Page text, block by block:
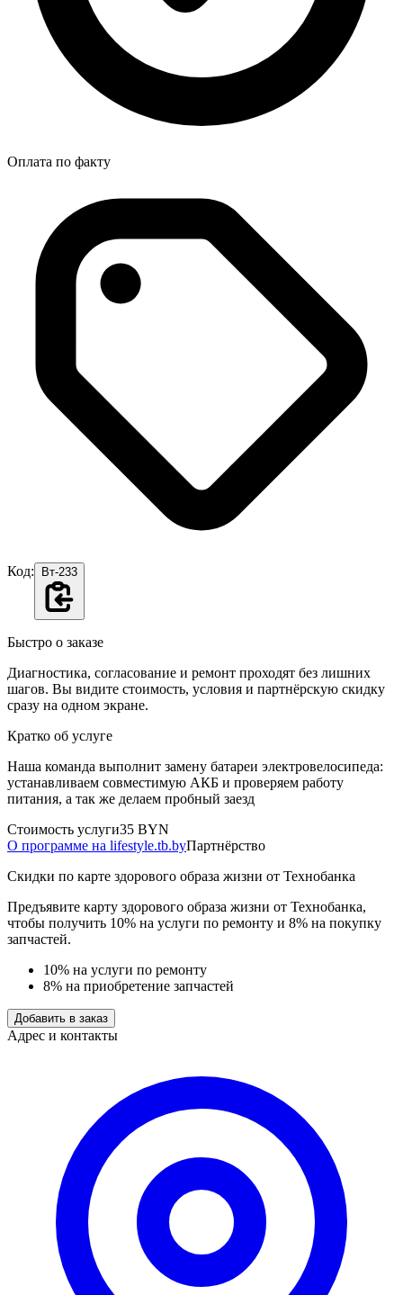
Оплата по факту
Код: Вт-233
Быстро о заказе
Диагностика, согласование и ремонт проходят без лишних
шагов. Вы видите стоимость, условия и партнёрскую скидку
сразу на одном экране.
Кратко об услуге
Наша команда выполнит замену батареи электровелосипеда:
устанавливаем совместимую АКБ и проверяем работу
питания, а так же делаем пробный заезд
Стоимость услуги35 BYN
О программе на lifestyle.tb.byПартнёрство
Скидки по карте здорового образа жизни от Технобанка
Предъявите карту здорового образа жизни от Технобанка,
чтобы получить 10% на услуги по ремонту и 8% на покупку
запчастей.
10% на услуги по ремонту
8% на приобретение запчастей
Добавить в заказ
Адрес и контакты